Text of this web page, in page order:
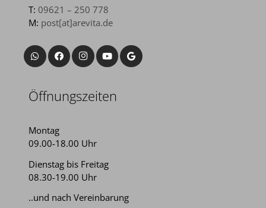
T: 09621 – 250 778
M: post[at]arevita.de
Öffnungszeiten
Montag
09.00-18.00 Uhr
Dienstag bis Freitag
08.30-19.00 Uhr
..und nach Vereinbarung